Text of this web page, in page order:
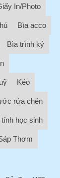
In/Photo
Bìa acco
Bìa trình ký
Kéo
rửa chén
học sinh
Thơm